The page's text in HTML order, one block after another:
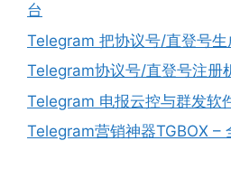
台
Telegram 把协议号/直登号生
Telegram协议号/直登号注册
Telegram 电报云控与群发软
Telegram营销神器TGBOX –